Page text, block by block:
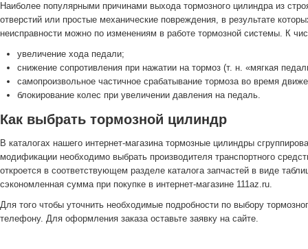
Наиболее популярными причинами выхода тормозного цилиндра из
отверстий или простые механические повреждения, в результате
неисправности можно по изменениям в работе тормозной системы. К
увеличение хода педали;
снижение сопротивления при нажатии на тормоз (т. н. «мягкая
самопроизвольное частичное срабатывание тормоза во время
блокирование колес при увеличении давления на педаль.
Как выбрать тормозной цилиндр
В каталогах нашего интернет-магазина тормозные цилиндры
модификации необходимо выбрать производителя транспортного
откроется в соответствующем разделе каталога запчастей в виде
сэкономленная сумма при покупке в интернет-магазине 111az.ru.
Для того чтобы уточнить необходимые подробности по выбору
телефону. Для оформления заказа оставьте заявку на сайте.